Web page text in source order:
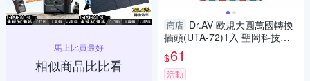
馬上比買最好
相似商品比比看
商店 Dr.AV 歐規大圓萬國轉換
插頭(UTA-72)1入 聖岡科技
【小三美日】 DS016388
$61
活動